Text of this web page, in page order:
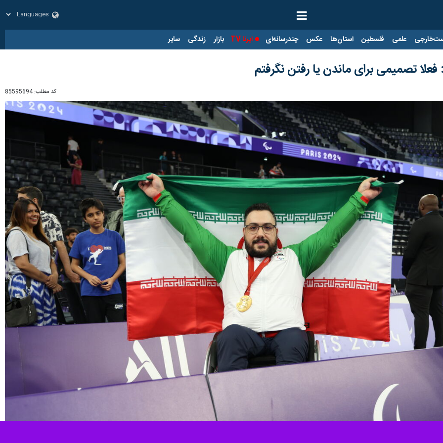
علمی فلسطین استان‌ها عکس چندرسانه‌ای ایرنا TV بازار زندگی سایر
تصمیمی برای ماندن یا رفتن نگرفتم
کد مطلب: 85595694